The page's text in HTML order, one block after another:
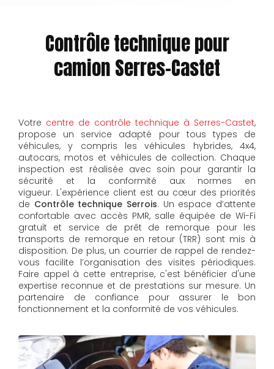
Contrôle technique pour
camion Serres-Castet
Votre centre de contrôle technique à Serres-Castet,
propose un service adapté pour tous types de
véhicules, y compris les véhicules hybrides, 4x4,
autocars, motos et véhicules de collection. Chaque
inspection est réalisée avec soin pour garantir la
sécurité et la conformité aux normes en
vigueur. L'expérience client est au cœur des priorités
de Contrôle technique Serrois. Un espace d’attente
confortable avec accès PMR, salle équipée de Wi-Fi
gratuit et service de prêt de remorque pour les
transports de remorque en retour (TRR) sont mis à
disposition. De plus, un courrier de rappel de rendez-
vous facilite l’organisation des visites périodiques.
Faire appel à cette entreprise, c'est bénéficier d'une
expertise reconnue et de prestations sur mesure. Un
partenaire de confiance pour assurer le bon
fonctionnement et la conformité de vos véhicules.